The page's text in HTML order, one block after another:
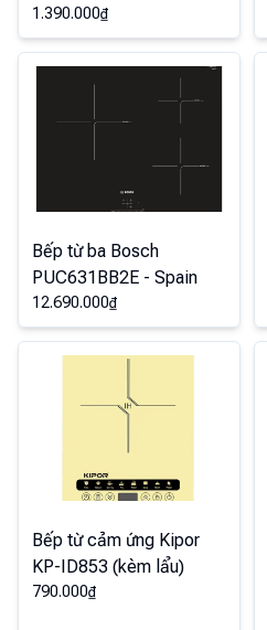
1.390.000₫
Bếp từ ba Bosch
PUC631BB2E - Spain
12.690.000₫
Bếp từ cảm ứng Kipor
KP-ID853 (kèm lẩu)
790.000₫